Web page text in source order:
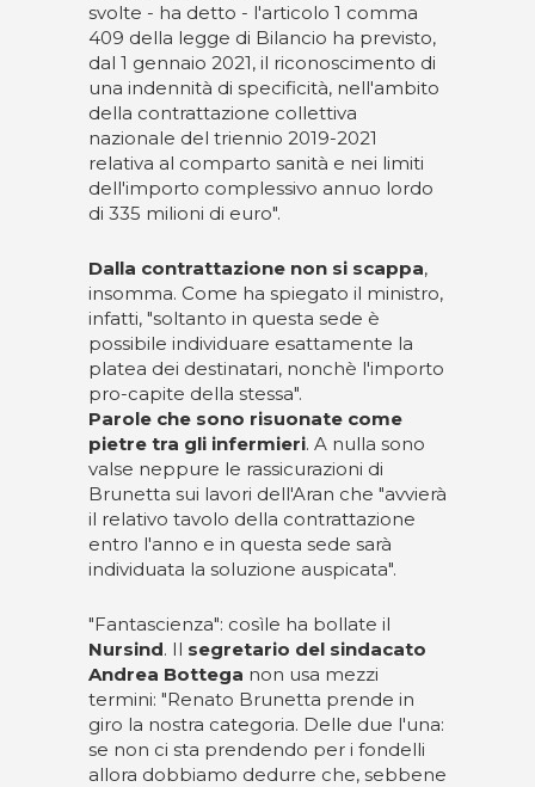
svolte - ha detto - l'articolo 1 comma
409 della legge di Bilancio ha previsto,
dal 1 gennaio 2021, il riconoscimento di
una indennità di specificità, nell'ambito
della contrattazione collettiva
nazionale del triennio 2019-2021
relativa al comparto sanità e nei limiti
dell'importo complessivo annuo lordo
di 335 milioni di euro".
Dalla contrattazione non si scappa,
insomma. Come ha spiegato il ministro,
infatti, "soltanto in questa sede è
possibile individuare esattamente la
platea dei destinatari, nonchè l'importo
pro-capite della stessa".
Parole che sono risuonate come
pietre tra gli infermieri. A nulla sono
valse neppure le rassicurazioni di
Brunetta sui lavori dell'Aran che "avvierà
il relativo tavolo della contrattazione
entro l'anno e in questa sede sarà
individuata la soluzione auspicata".
"Fantascienza": cosìle ha bollate il
Nursind. Il segretario del sindacato
Andrea Bottega non usa mezzi
termini: "Renato Brunetta prende in
giro la nostra categoria. Delle due l'una:
se non ci sta prendendo per i fondelli
allora dobbiamo dedurre che, sebbene